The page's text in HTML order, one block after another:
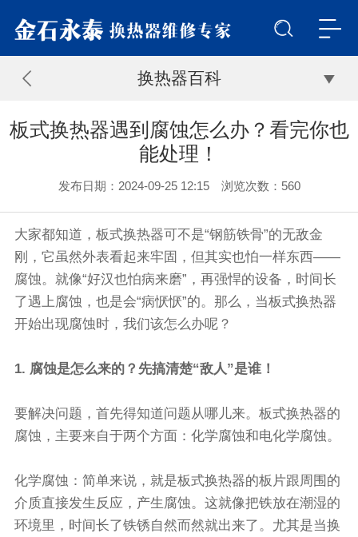
换热器百科
板式换热器遇到腐蚀怎么办？看完你也
能处理！
发布日期：2024-09-25 12:15 浏览次数： 560
大家都知道，板式换热器可不是“钢筋铁骨”的无敌金
刚，它虽然外表看起来牢固，但其实也怕一样东西——
腐蚀。就像“好汉也怕病来磨”，再强悍的设备，时间长
了遇上腐蚀，也是会“病恹恹”的。那么，当板式换热器
开始出现腐蚀时，我们该怎么办呢？
1. 腐蚀是怎么来的？先搞清楚“敌人”是谁！
要解决问题，首先得知道问题从哪儿来。板式换热器的
腐蚀，主要来自于两个方面：化学腐蚀和电化学腐蚀。
化学腐蚀：简单来说，就是板式换热器的板片跟周围的
介质直接发生反应，产生腐蚀。这就像把铁放在潮湿的
环境里，时间长了铁锈自然而然就出来了。尤其是当换